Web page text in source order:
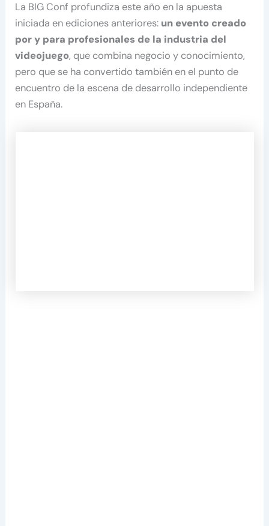
La BIG Conf profundiza este año en la apuesta
iniciada en ediciones anteriores: un evento creado
por y para profesionales de la industria del
videojuego, que combina negocio y conocimiento,
pero que se ha convertido también en el punto de
encuentro de la escena de desarrollo independiente
en España.